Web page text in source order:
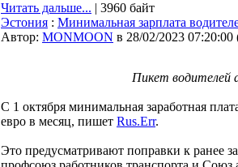
Читать дальше... | 3960 байт
Эстония : Минимальная зарплата
Автор: MONMOON в 28/02/2023 07:20:00
Пикет водителей
С 1 октября минимальная заработная
евро в месяц, пишет Rus.Err.
Это предусматривают поправки к ранее